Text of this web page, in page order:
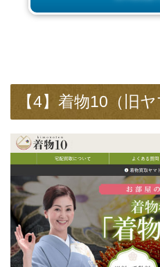
【4】着物10（旧ヤ